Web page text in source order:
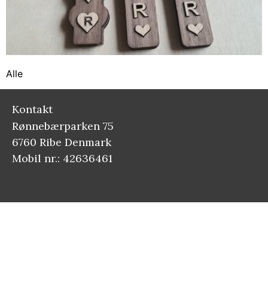
Alle
Kontakt
Rønnebærparken 75
6760 Ribe Denmark
Mobil nr.: 42636461